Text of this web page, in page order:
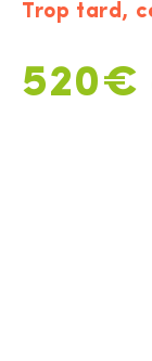
Trop tard,
520€